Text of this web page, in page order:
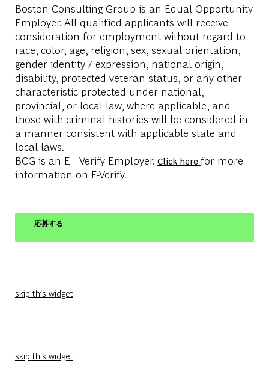
Boston Consulting Group is an Equal Opportunity
Employer. All qualified applicants will receive
consideration for employment without regard to
race, color, age, religion, sex, sexual orientation,
gender identity / expression, national origin,
disability, protected veteran status, or any other
characteristic protected under national,
provincial, or local law, where applicable, and
those with criminal histories will be considered in
a manner consistent with applicable state and
local laws.
BCG is an E - Verify Employer. Click here for more
information on E-Verify.
応募する
skip this widget
skip this widget